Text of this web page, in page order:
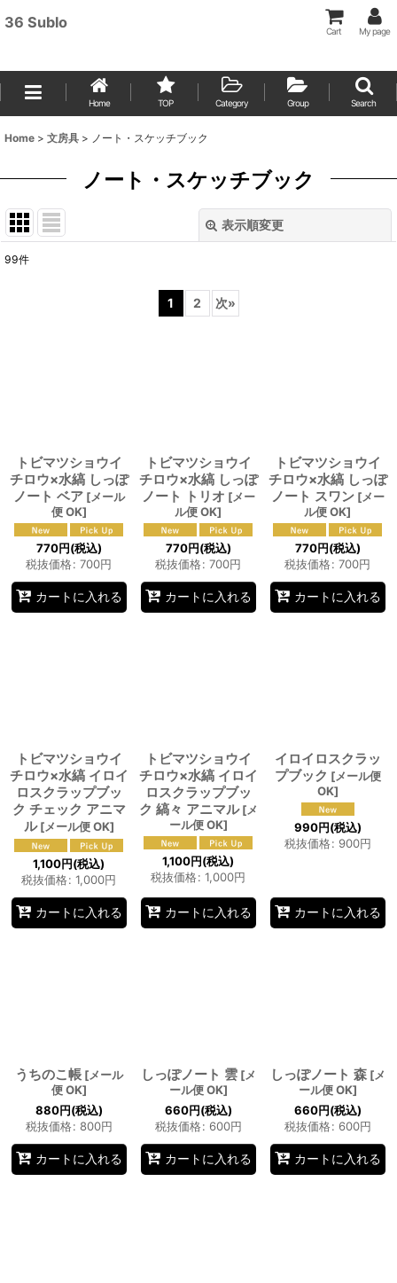
36 Sublo
Cart My page
Home TOP Category Group Search
Home > 文房具 > ノート・スケッチブック
ノート・スケッチブック
表示順変更
99件
1 2 次»
トビマツショウイ
チロウ×水縞 しっぽ
ノート ベア [メール
便 OK]
770円(税込)
税抜価格: 700円
カートに入れる
トビマツショウイ
チロウ×水縞 しっぽ
ノート トリオ [メー
ル便 OK]
770円(税込)
税抜価格: 700円
カートに入れる
トビマツショウイ
チロウ×水縞 しっぽ
ノート スワン [メー
ル便 OK]
770円(税込)
税抜価格: 700円
カートに入れる
トビマツショウイ
チロウ×水縞 イロイ
ロスクラップブッ
ク チェック アニマ
ル [メール便 OK]
1,100円(税込)
税抜価格: 1,000円
カートに入れる
トビマツショウイ
チロウ×水縞 イロイ
ロスクラップブッ
ク 縞々 アニマル [メ
ール便 OK]
1,100円(税込)
税抜価格: 1,000円
カートに入れる
イロイロスクラッ
プブック [メール便
OK]
990円(税込)
税抜価格: 900円
カートに入れる
うちのこ帳 [メール
便 OK]
880円(税込)
税抜価格: 800円
カートに入れる
しっぽノート 雲 [メ
ール便 OK]
660円(税込)
税抜価格: 600円
カートに入れる
しっぽノート 森 [メ
ール便 OK]
660円(税込)
税抜価格: 600円
カートに入れる